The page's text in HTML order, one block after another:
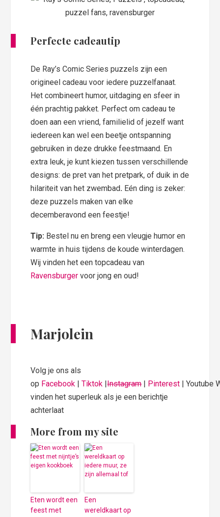
Perfecte cadeautip
De Ray’s Comic Series puzzels zijn een
origineel cadeau voor iedere puzzelfanaat.
Het combineert humor, uitdaging en sfeer in
één prachtig pakket. Perfect om cadeau te
doen aan een vriend, familielid of jezelf want
iedereen kan wel een beetje ontspanning
gebruiken in deze drukke feestmaand. En
extra leuk, je kunt kiezen tussen verschillende
designs: de pret van het pretpark, of duik in de
hilariteit van het zwembad. Eén ding is zeker:
deze puzzels maken van elke
decemberavond een feestje!
Tip: Bestel nu en breng een vleugje humor en
warmte in huis tijdens de koude winterdagen.
Wij vinden het een topcadeau van
Ravensburger voor jong en oud!
Marjolein
Volg je ons als
op Facebook |Tiktok |Instagram| Pinterest | Youtube
vinden het superleuk als je een berichtje
achterlaat
More from my site
Eten wordt een
feest met
Een
wereldkaart op